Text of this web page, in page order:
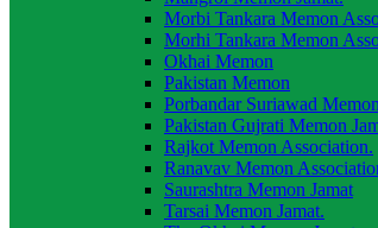
Morbi Tankara Memon
Morhi Tankara Memon
Okhai Memon
Pakistan Memon
Porbandar Suriawad
Pakistan Gujrati Memon
Rajkot Memon Association.
Ranavav Memon
Saurashtra Memon Jamat
Tarsai Memon Jamat.